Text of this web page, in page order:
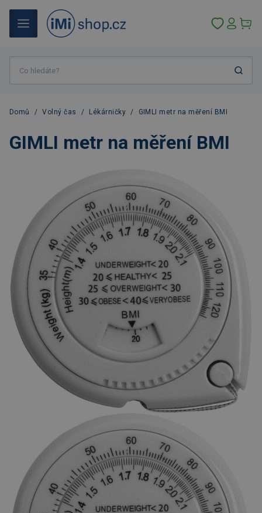
Domů / Volný čas / Lékárničky / GIMLI metr na měření BMI
GIMLI metr na měření BMI